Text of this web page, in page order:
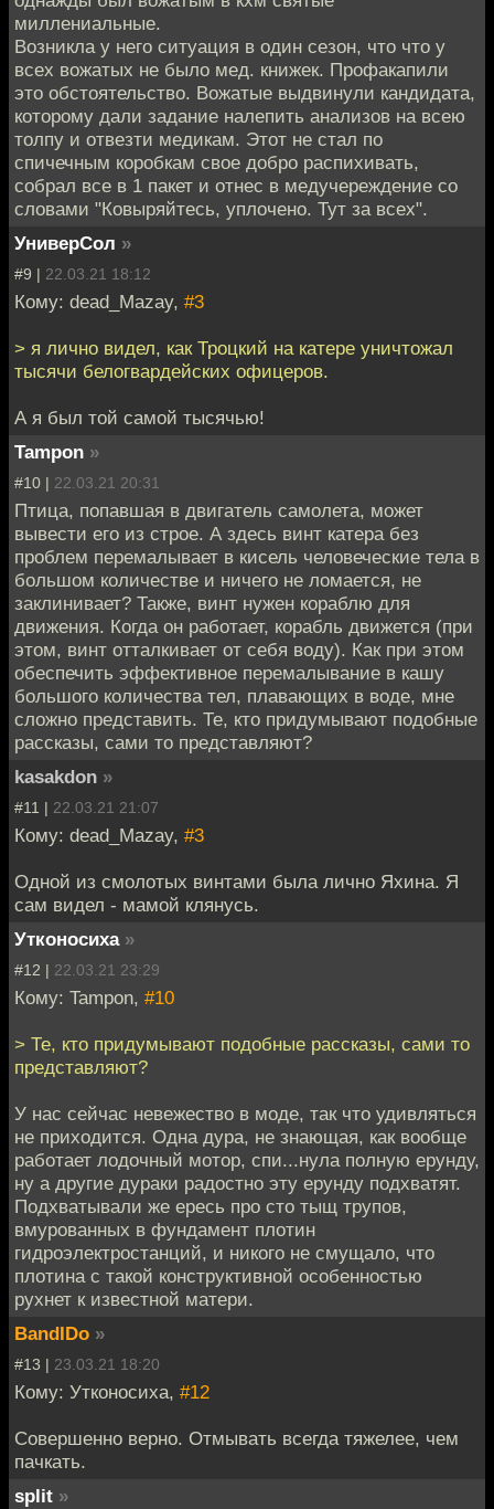
миллениальные.
Возникла у него ситуация в один сезон, что что у
всех вожатых не было мед. книжек. Профакапили
это обстоятельство. Вожатые выдвинули кандидата,
которому дали задание налепить анализов на всею
толпу и отвезти медикам. Этот не стал по
спичечным коробкам свое добро распихивать,
собрал все в 1 пакет и отнес в медучереждение со
словами "Ковыряйтесь, уплочено. Тут за всех".
УниверСол »
#9 | 22.03.21 18:12
Кому: dead_Mazay, #3
> я лично видел, как Троцкий на катере уничтожал
тысячи белогвардейских офицеров.
А я был той самой тысячью!
Tampon »
#10 | 22.03.21 20:31
Птица, попавшая в двигатель самолета, может
вывести его из строе. А здесь винт катера без
проблем перемалывает в кисель человеческие тела в
большом количестве и ничего не ломается, не
заклинивает? Также, винт нужен кораблю для
движения. Когда он работает, корабль движется (при
этом, винт отталкивает от себя воду). Как при этом
обеспечить эффективное перемалывание в кашу
большого количества тел, плавающих в воде, мне
сложно представить. Те, кто придумывают подобные
рассказы, сами то представляют?
kasakdon »
#11 | 22.03.21 21:07
Кому: dead_Mazay, #3
Одной из смолотых винтами была лично Яхина. Я
сам видел - мамой клянусь.
Утконосиха »
#12 | 22.03.21 23:29
Кому: Tampon, #10
> Те, кто придумывают подобные рассказы, сами то
представляют?
У нас сейчас невежество в моде, так что удивляться
не приходится. Одна дура, не знающая, как вообще
работает лодочный мотор, спи...нула полную ерунду,
ну а другие дураки радостно эту ерунду подхватят.
Подхватывали же ересь про сто тыщ трупов,
вмурованных в фундамент плотин
гидроэлектростанций, и никого не смущало, что
плотина с такой конструктивной особенностью
рухнет к известной матери.
BandIDo »
#13 | 23.03.21 18:20
Кому: Утконосиха, #12
Совершенно верно. Отмывать всегда тяжелее, чем
пачкать.
split »